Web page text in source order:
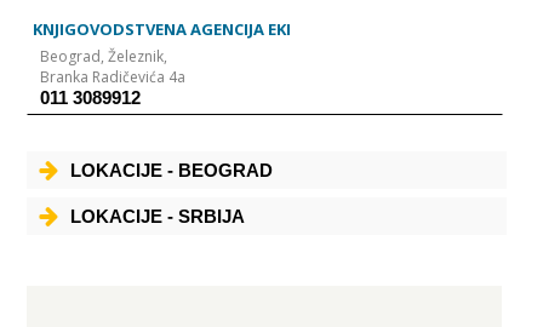
KNJIGOVODSTVENA AGENCIJA EKI
Beograd,Železnik,
Branka Radičevića 4a
011 3089912
LOKACIJE - BEOGRAD
LOKACIJE - SRBIJA